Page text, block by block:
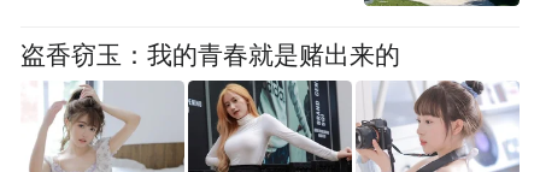
盗香窃玉：我的青春就是赌出来的